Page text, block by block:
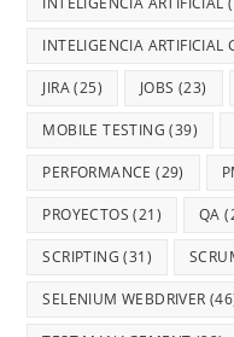
INTELIGENCIA ARTIFICIAL
JIRA(25) JOBS (23)
MOBILE TESTING (39)
PERFORMANCE (29)
PROYECTOS (21) QA
SCRIPTING (31)
SELENIUM WEBDRIVER